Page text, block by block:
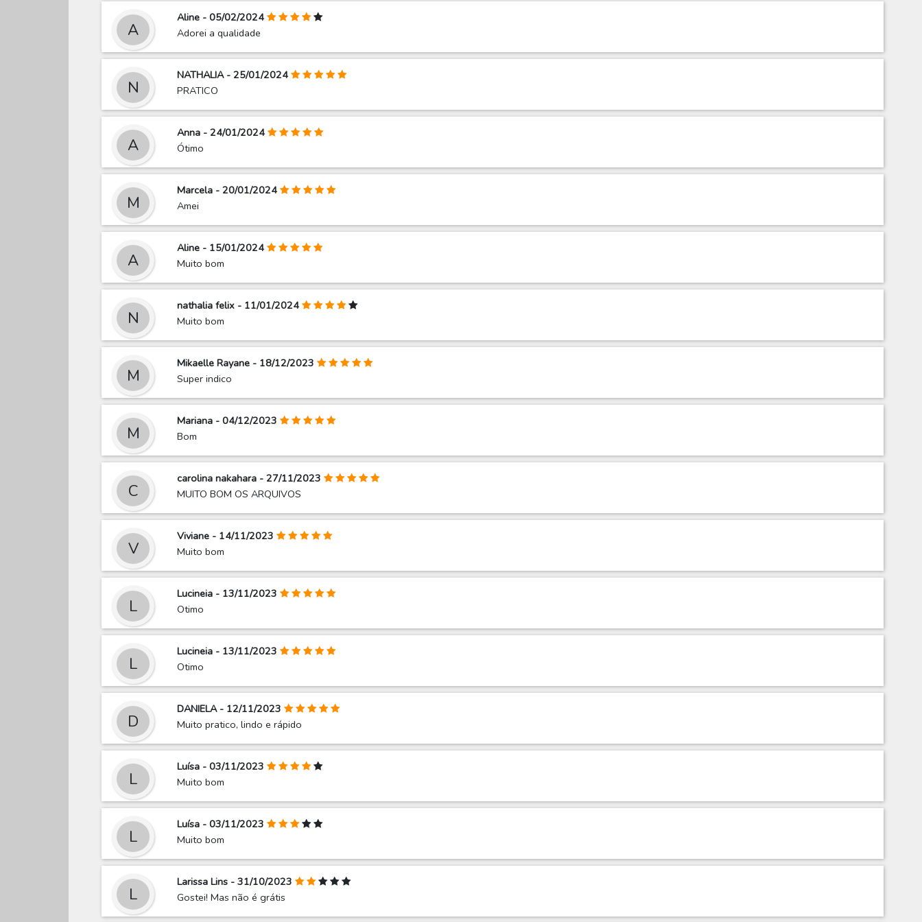
A
Aline - 05/02/2024
Adorei a qualidade
N
NATHALIA - 25/01/2024
PRATICO
A
Anna - 24/01/2024
Ótimo
M
Marcela - 20/01/2024
Amei
A
Aline - 15/01/2024
Muito bom
N
nathalia felix - 11/01/2024
Muito bom
M
Mikaelle Rayane - 18/12/2023
Super indico
M
Mariana - 04/12/2023
Bom
C
carolina nakahara - 27/11/2023
MUITO BOM OS ARQUIVOS
V
Viviane - 14/11/2023
Muito bom
L
Lucineia - 13/11/2023
Otimo
L
Lucineia - 13/11/2023
Otimo
D
DANIELA - 12/11/2023
Muito pratico, lindo e rápido
L
Luísa - 03/11/2023
Muito bom
L
Luísa - 03/11/2023
Muito bom
L
Larissa Lins - 31/10/2023
Gostei! Mas não é grátis